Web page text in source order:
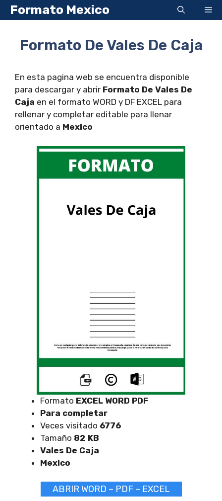
Saltar
al
Formato Mexico
Formato De Vales De Caja
En esta pagina web se encuentra disponible
para descargar y abrir Formato De Vales De
Caja en el formato WORD y DF EXCEL para
rellenar y completar editable para llenar
orientado a Mexico
Formato EXCEL WORD PDF
Para completar
Veces visitado 6776
Tamaño 82 KB
Vales De Caja
Mexico
ABRIR WORD – PDF – EXCEL